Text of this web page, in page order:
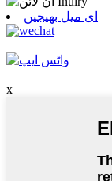
ای میل بھیجیں
x